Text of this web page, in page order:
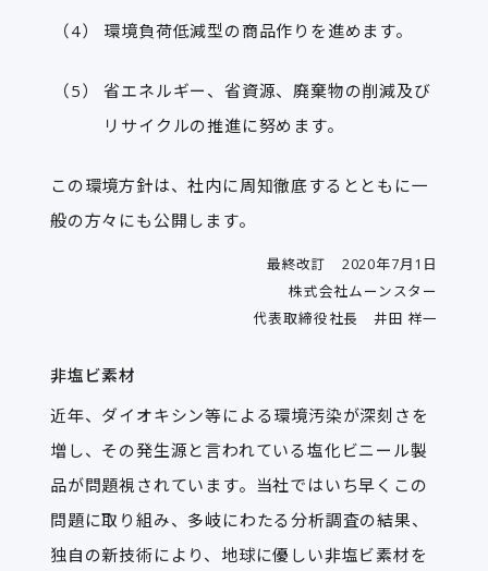
環境負荷低減型の商品作りを進めます。
省エネルギー、省資源、廃棄物の削減及び
リサイクルの推進に努めます。
この環境方針は、社内に周知徹底するとともに一
般の方々にも公開します。
最終改訂 2020年7月1日
株式会社ムーンスター
代表取締役社長 井田 祥一
非塩ビ素材
近年、ダイオキシン等による環境汚染が深刻さを
増し、その発生源と言われている塩化ビニール製
品が問題視されています。当社ではいち早くこの
問題に取り組み、多岐にわたる分析調査の結果、
独自の新技術により、地球に優しい非塩ビ素材を